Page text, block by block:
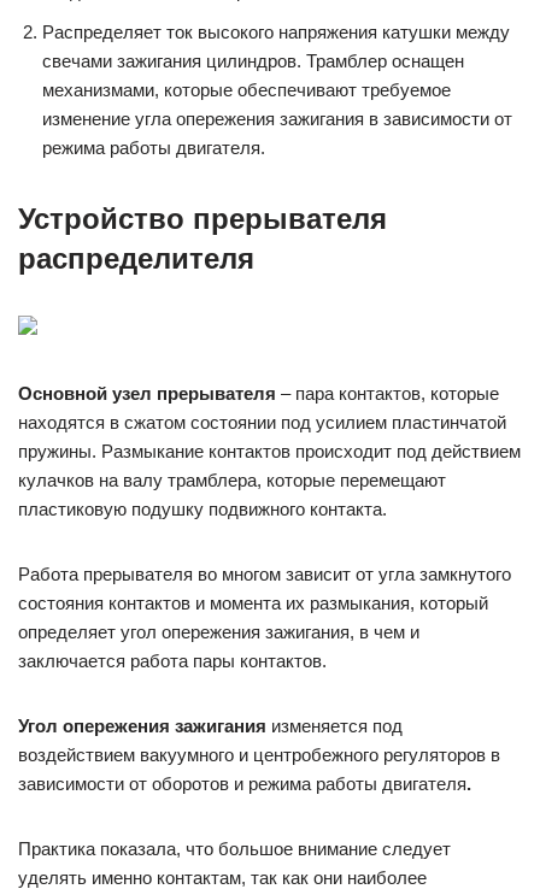
Распределяет ток высокого напряжения катушки между
свечами зажигания цилиндров. Трамблер оснащен
механизмами, которые обеспечивают требуемое
изменение угла опережения зажигания в зависимости от
режима работы двигателя.
Устройство прерывателя
распределителя
Основной узел прерывателя – пара контактов, которые
находятся в сжатом состоянии под усилием пластинчатой
пружины. Размыкание контактов происходит под действием
кулачков на валу трамблера, которые перемещают
пластиковую подушку подвижного контакта.
Работа прерывателя во многом зависит от угла замкнутого
состояния контактов и момента их размыкания, который
определяет угол опережения зажигания, в чем и
заключается работа пары контактов.
Угол опережения зажигания изменяется под
воздействием вакуумного и центробежного регуляторов в
зависимости от оборотов и режима работы двигателя.
Практика показала, что большое внимание следует
уделять именно контактам, так как они наиболее